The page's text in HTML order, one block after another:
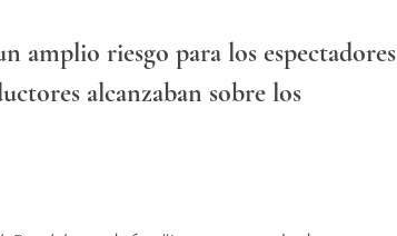
amplio riesgo para los espectadores
alcanzaban sobre los